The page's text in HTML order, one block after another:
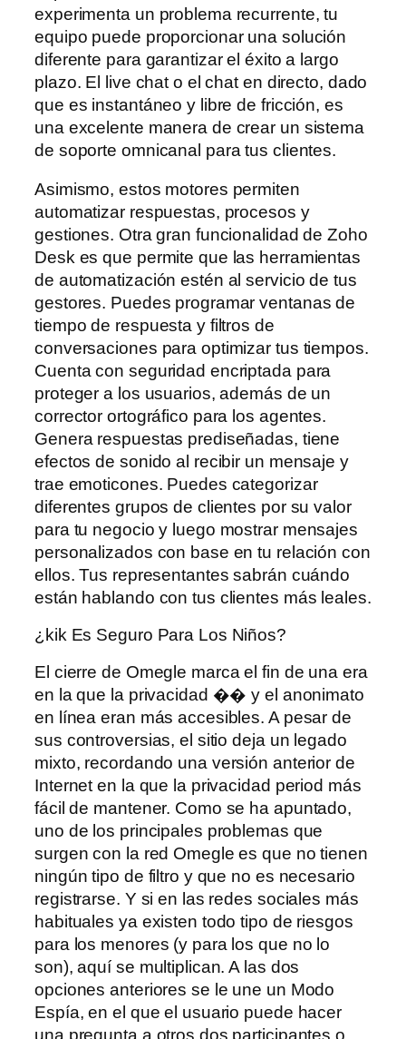
experimenta un problema recurrente, tu
equipo puede proporcionar una solución
diferente para garantizar el éxito a largo
plazo. El live chat o el chat en directo, dado
que es instantáneo y libre de fricción, es
una excelente manera de crear un sistema
de soporte omnicanal para tus clientes.
Asimismo, estos motores permiten
automatizar respuestas, procesos y
gestiones. Otra gran funcionalidad de Zoho
Desk es que permite que las herramientas
de automatización estén al servicio de tus
gestores. Puedes programar ventanas de
tiempo de respuesta y filtros de
conversaciones para optimizar tus tiempos.
Cuenta con seguridad encriptada para
proteger a los usuarios, además de un
corrector ortográfico para los agentes.
Genera respuestas prediseñadas, tiene
efectos de sonido al recibir un mensaje y
trae emoticones. Puedes categorizar
diferentes grupos de clientes por su valor
para tu negocio y luego mostrar mensajes
personalizados con base ​​en tu relación con
ellos. Tus representantes sabrán cuándo
están hablando con tus clientes más leales.
¿kik Es Seguro Para Los Niños?
El cierre de Omegle marca el fin de una era
en la que la privacidad �� y el anonimato
en línea eran más accesibles. A pesar de
sus controversias, el sitio deja un legado
mixto, recordando una versión anterior de
Internet en la que la privacidad period más
fácil de mantener. Como se ha apuntado,
uno de los principales problemas que
surgen con la red Omegle es que no tienen
ningún tipo de filtro y que no es necesario
registrarse. Y si en las redes sociales más
habituales ya existen todo tipo de riesgos
para los menores (y para los que no lo
son), aquí se multiplican. A las dos
opciones anteriores se le une un Modo
Espía, en el que el usuario puede hacer
una pregunta a otros dos participantes o